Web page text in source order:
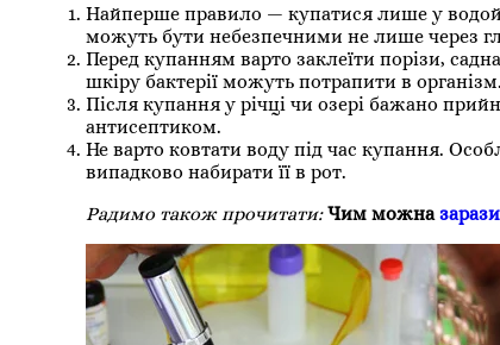
Найперше правило — купатися лише у
можуть бути небезпечними не лише через
Перед купанням варто заклеїти порізи,
шкіру бактерії можуть потрапити в організм.
Після купання у річці чи озері бажано
антисептиком.
Не варто ковтати воду під час купання.
випадково набирати її в рот.
Радимо також прочитати:Чим можна